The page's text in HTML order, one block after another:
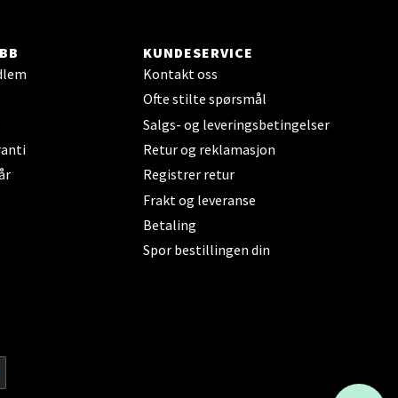
KUNDESERVICE
Kontakt oss
Ofte stilte spørsmål
Salgs- og leveringsbetingelser
Retur og reklamasjon
Registrer retur
Frakt og leveranse
Betaling
Spor bestillingen din